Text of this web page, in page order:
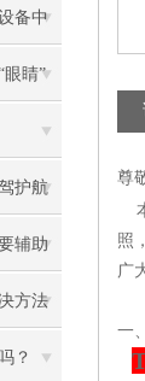
备中
睛”
护航
辅助
方法
？
尊
照
广
一